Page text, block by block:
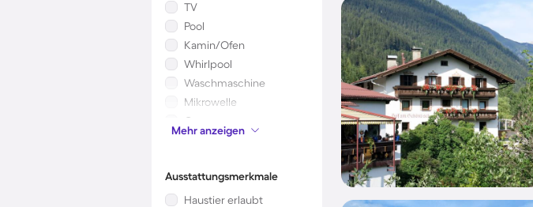
TV
Pool
Kamin/Ofen
Whirlpool
Waschmaschine
Mikrowelle
Garten
Kinderbett
Mehr anzeigen
Ausstattungsmerkmale
Haustier erlaubt